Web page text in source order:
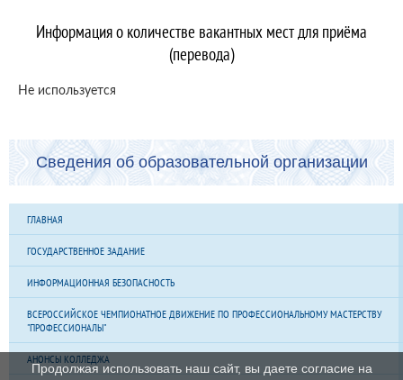
Информация о количестве вакантных мест для приёма
(перевода)
Не используется
Сведения об образовательной организации
ГЛАВНАЯ
ГОСУДАРСТВЕННОЕ ЗАДАНИЕ
ИНФОРМАЦИОННАЯ БЕЗОПАСНОСТЬ
ВСЕРОССИЙСКОЕ ЧЕМПИОНАТНОЕ ДВИЖЕНИЕ ПО ПРОФЕССИОНАЛЬНОМУ МАСТЕРСТВУ
"ПРОФЕССИОНАЛЫ"
АНОНСЫ КОЛЛЕДЖА
Продолжая использовать наш сайт, вы даете согласие на